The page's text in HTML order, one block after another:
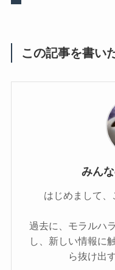
この記事を書い
みん
はじめまして、
過去に、モラルハ
し、新しい情報に
ら抜け出